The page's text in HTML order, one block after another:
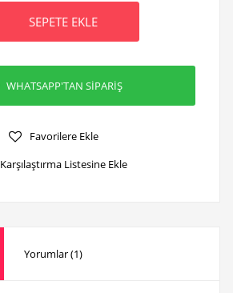
SEPETE EKLE
WHATSAPP'TAN SİPARİŞ
Favorilere Ekle
Karşılaştırma Listesine Ekle
Yorumlar (1)